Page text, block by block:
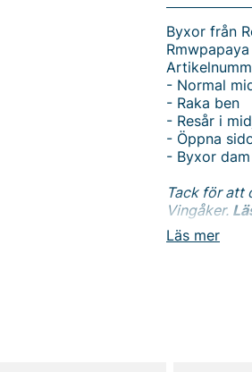
Läs mer
Byxor från
- Normal
- Raka ben
- Resår i
- Öppna
- Byxor dam
Tack för att
Vingåker.